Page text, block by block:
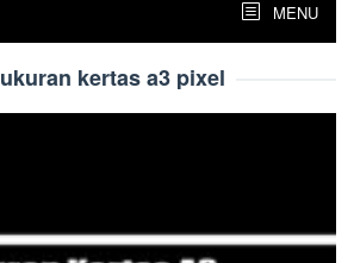
MENU
ukuran kertas a3 pixel